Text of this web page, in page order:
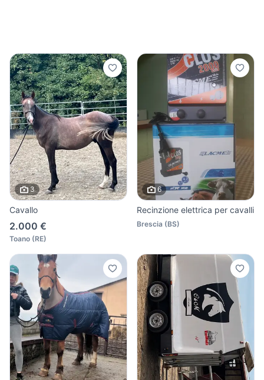
3
Cavallo
2.000 €
Toano (RE)
6
Recinzione elettrica per cavalli
Brescia (BS)